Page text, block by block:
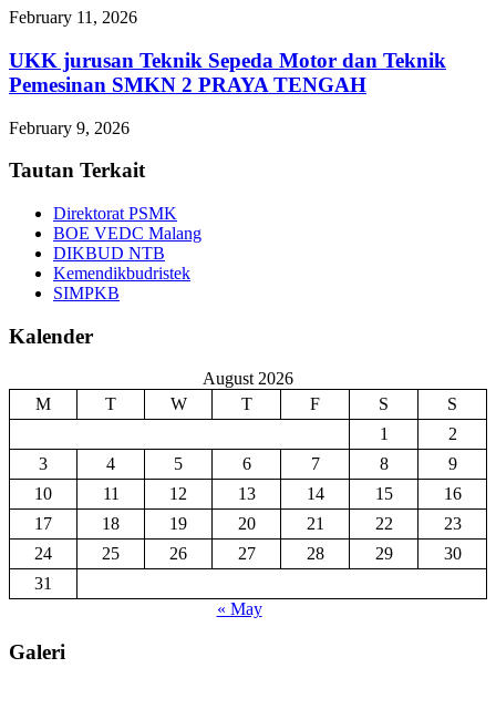
February 11, 2026
UKK jurusan Teknik Sepeda Motor dan Teknik
Pemesinan SMKN 2 PRAYA TENGAH
February 9, 2026
Tautan Terkait
Direktorat PSMK
BOE VEDC Malang
DIKBUD NTB
Kemendikbudristek
SIMPKB
Kalender
August 2026
M
T W T F S
S
1
2
3
4 5 6 7 8
9
10
11 12 13 14 15
16
17
18 19 20 21 22
23
24
25 26 27 28 29
30
31
« May
Galeri